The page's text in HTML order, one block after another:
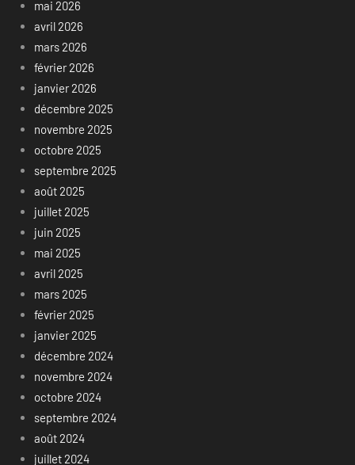
mai 2026
avril 2026
mars 2026
février 2026
janvier 2026
décembre 2025
novembre 2025
octobre 2025
septembre 2025
août 2025
juillet 2025
juin 2025
mai 2025
avril 2025
mars 2025
février 2025
janvier 2025
décembre 2024
novembre 2024
octobre 2024
septembre 2024
août 2024
juillet 2024